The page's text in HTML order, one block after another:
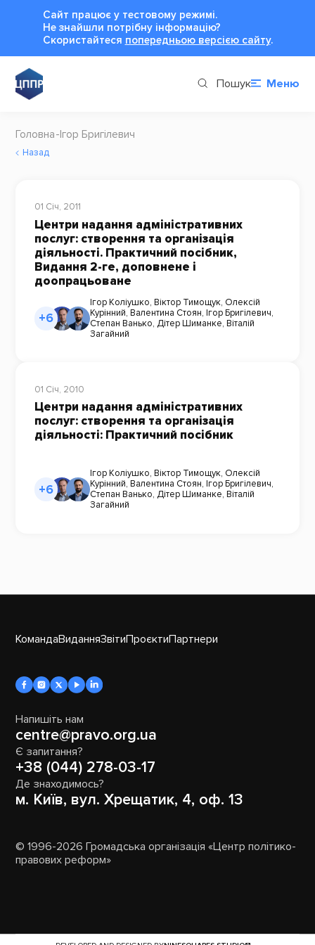
Сайт працює у тестовому режимі.
Не знайшли потрібну інформацію?
Cкористайтеся попередньою версією сайту.
Пошук Меню
Головна Ігор Бригілевич
Назад
01 Січ, 2011
Центри надання адміністративних
послуг: створення та організація
діяльності. Практичний посібник,
Видання 2-ге, доповнене і
доопрацьоване
+6
Ігор Коліушко, Віктор Тимощук, Олексій
Курінний, Валентина Стоян, Ігор Бригілевич,
Степан Ванько, Дітер Шиманке, Віталій
Загайний
01 Січ, 2010
Центри надання адміністративних
послуг: створення та організація
діяльності: Практичний посібник
+6
Ігор Коліушко, Віктор Тимощук, Олексій
Курінний, Валентина Стоян, Ігор Бригілевич,
Степан Ванько, Дітер Шиманке, Віталій
Загайний
КомандаВиданняЗвітиПроєктиПартнери
Напишіть нам
centre@pravo.org.ua
Є запитання?
+38 (044) 278-03-17
Де знаходимось?
м. Київ, вул. Хрещатик, 4, оф. 13
© 1996-2026 Громадська організація «Центр політико-
правових реформ»